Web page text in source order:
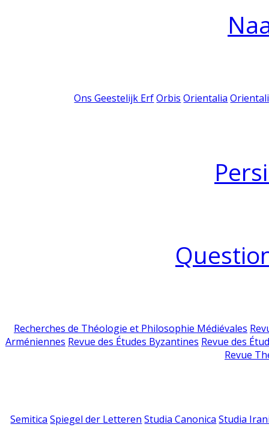
Ons Geestelijk Erf Orbis Orientalia
Recherches de Théologie et Philosophie Médiévales
Arméniennes Revue des Études Byzantines Revue des
Revue
Semitica Spiegel der Letteren Studia Canonica Studia